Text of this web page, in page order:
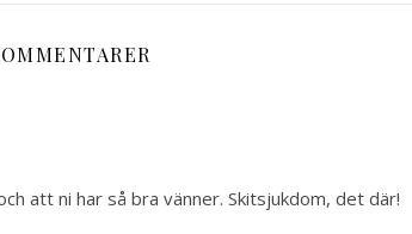
att ni har så bra vänner. Skitsjukdom, det där!